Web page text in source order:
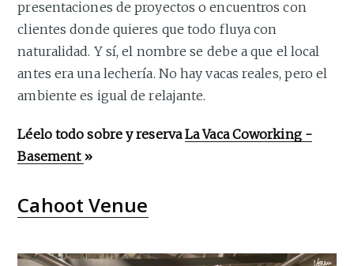
presentaciones de proyectos o encuentros con
clientes donde quieres que todo fluya con
naturalidad. Y sí, el nombre se debe a que el local
antes era una lechería. No hay vacas reales, pero el
ambiente es igual de relajante.
Léelo todo sobre y reservaLa Vaca Coworking -
Basement »
Cahoot Venue